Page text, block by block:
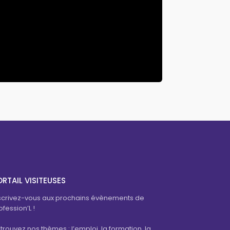
VISITEUSES
vous aux prochains évènements de
!